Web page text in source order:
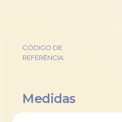
CÓDIGO DE
REFERÊNCIA:
Medidas